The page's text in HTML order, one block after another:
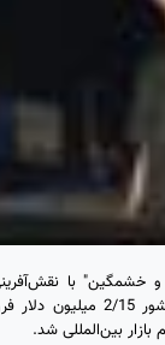
و خشمگین" با
6340 سینما و 59 کشور
بازار بین‌المللی شد.